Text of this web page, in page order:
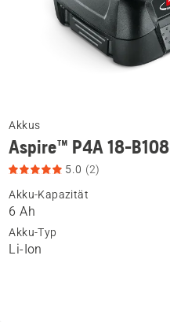
Details
zu
Aspire™
P4A
18-
B108
Akkus
Aspire™ P4A 18-B108
5.0 (2)
Akku-Kapazität
6 Ah
Akku-Typ
Li-Ion